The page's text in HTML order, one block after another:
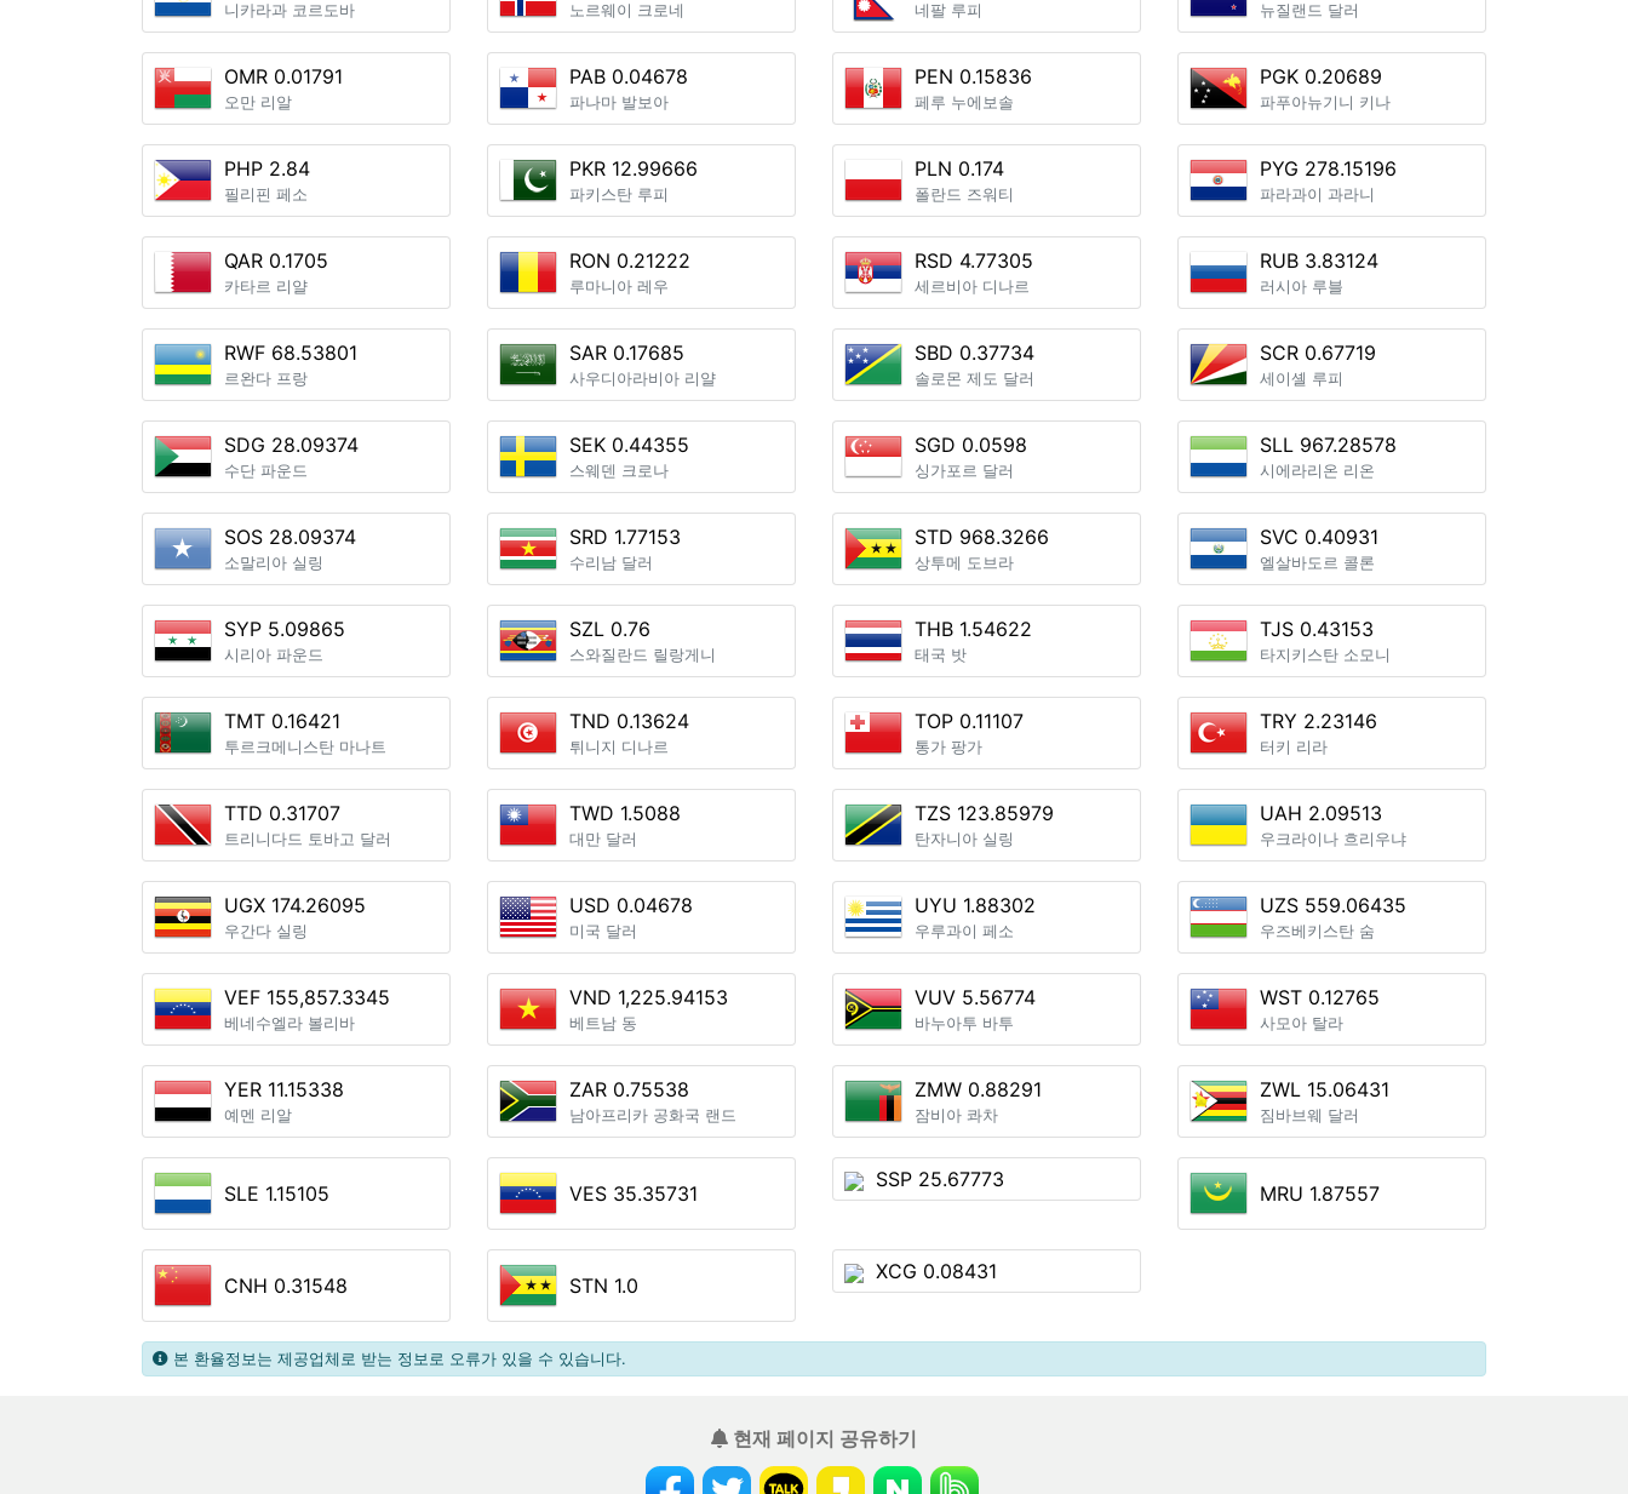
니카라과 코르도바 노르웨이 크로네 네팔 루피 뉴질랜드 달러
OMR 0.01791
오만 리알
PAB 0.04678
파나마 발보아
PEN 0.15836
페루 누에보솔
PGK 0.20689
파푸아뉴기니 키나
PHP 2.84
필리핀 페소
PKR 12.99666
파키스탄 루피
PLN 0.174
폴란드 즈워티
PYG 278.15196
파라과이 과라니
QAR 0.1705
카타르 리얄
RON 0.21222
루마니아 레우
RSD 4.77305
세르비아 디나르
RUB 3.83124
러시아 루블
RWF 68.53801
르완다 프랑
SAR 0.17685
사우디아라비아 리얄
SBD 0.37734
솔로몬 제도 달러
SCR 0.67719
세이셸 루피
SDG 28.09374
수단 파운드
SEK 0.44355
스웨덴 크로나
SGD 0.0598
싱가포르 달러
SLL 967.28578
시에라리온 리온
SOS 28.09374
소말리아 실링
SRD 1.77153
수리남 달러
STD 968.3266
상투메 도브라
SVC 0.40931
엘살바도르 콜론
SYP 5.09865
시리아 파운드
SZL 0.76
스와질란드 릴랑게니
THB 1.54622
태국 밧
TJS 0.43153
타지키스탄 소모니
TMT 0.16421
투르크메니스탄 마나트
TND 0.13624
튀니지 디나르
TOP 0.11107
통가 팡가
TRY 2.23146
터키 리라
TTD 0.31707
트리니다드 토바고 달러
TWD 1.5088
대만 달러
TZS 123.85979
탄자니아 실링
UAH 2.09513
우크라이나 흐리우냐
UGX 174.26095
우간다 실링
USD 0.04678
미국 달러
UYU 1.88302
우루과이 페소
UZS 559.06435
우즈베키스탄 숨
VEF 155,857.3345
베네수엘라 볼리바
VND 1,225.94153
베트남 동
VUV 5.56774
바누아투 바투
WST 0.12765
사모아 탈라
YER 11.15338
예멘 리알
ZAR 0.75538
남아프리카 공화국 랜드
ZMW 0.88291
잠비아 콰차
ZWL 15.06431
짐바브웨 달러
SLE 1.15105 VES 35.35731
SSP 25.67773
MRU 1.87557
CNH 0.31548 STN 1.0
XCG 0.08431
본 환율정보는 제공업체로 받는 정보로 오류가 있을 수 있습니다.
현재 페이지 공유하기